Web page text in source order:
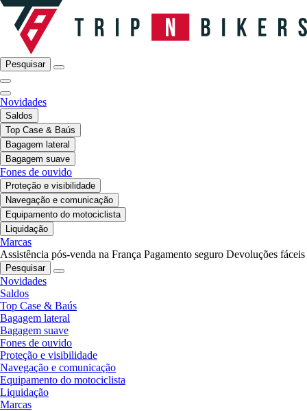
Pesquisar
Novidades
Saldos
Top Case & Baús
Bagagem lateral
Bagagem suave
Fones de ouvido
Proteção e visibilidade
Navegação e comunicação
Equipamento do motociclista
Liquidação
Marcas
Assistência pós-venda na França Pagamento seguro Devoluções fáceis
Pesquisar
Novidades
Saldos
Top Case & Baús
Bagagem lateral
Bagagem suave
Fones de ouvido
Proteção e visibilidade
Navegação e comunicação
Equipamento do motociclista
Liquidação
Marcas